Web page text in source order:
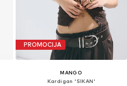
PROMOCIJA
MANGO
Kardigan 'SIKAN'